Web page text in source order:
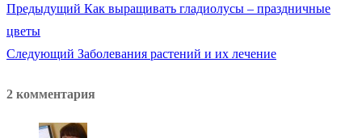
Навигация
по
Предыдущий Предыдущая
Как выращивать гладиолусы – праздничные
цветы
Следующий Следующая
Заболевания растений и их лечение
2 комментария